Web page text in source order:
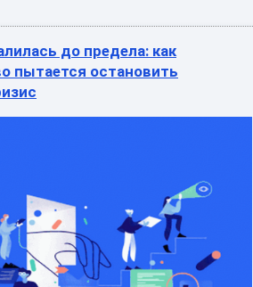
запустило комплекс